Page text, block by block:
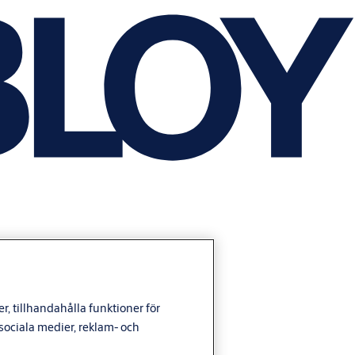
tillhandahålla funktioner för
medier, reklam- och